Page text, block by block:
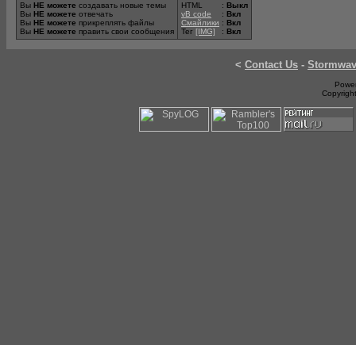
Вы НЕ можете создавать новые темы
Вы НЕ можете отвечать
Вы НЕ можете прикреплять файлы
Вы НЕ можете править свои сообщения
HTML
vB code
Смайлики
Тег [IMG]
: Выкл
: Вкл
: Вкл
: Вкл
< Contact Us -